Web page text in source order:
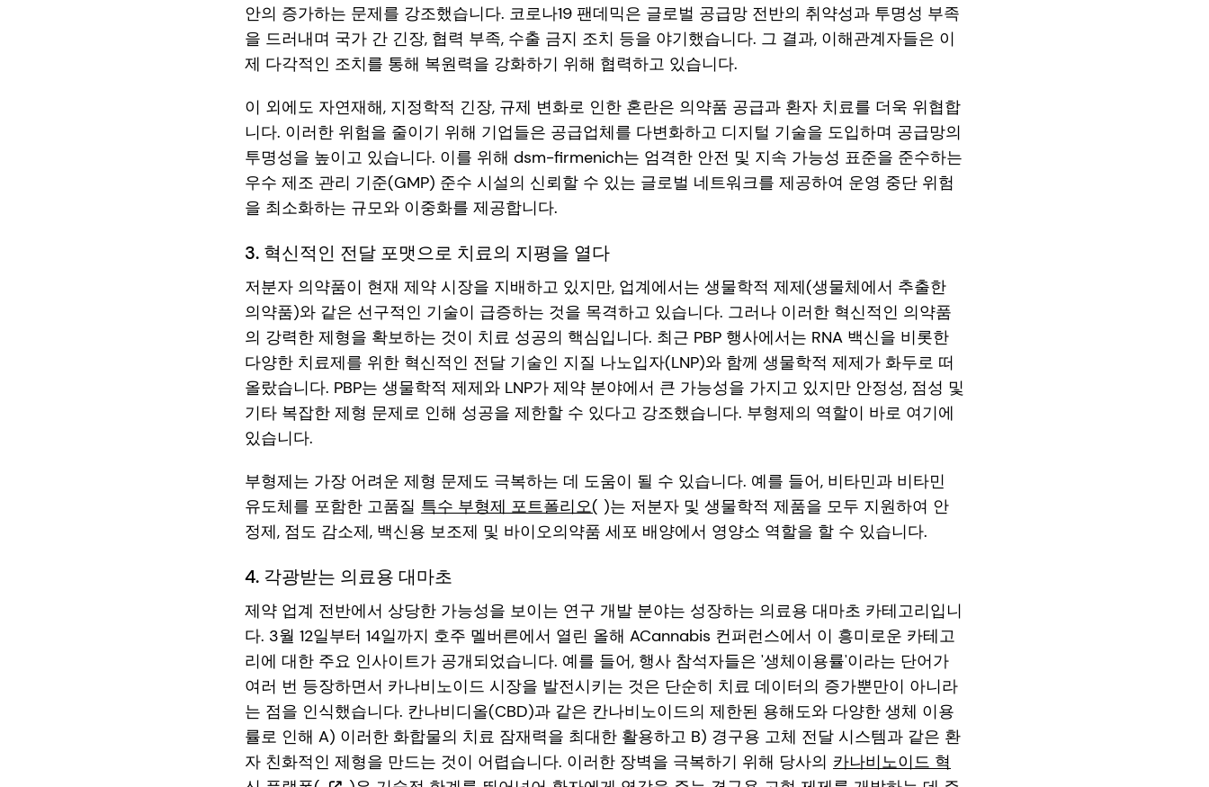
안의 증가하는 문제를 강조했습니다. 코로나19 팬데믹은 글로벌 공급망 전반의 취약성과 투명성 부족
을 드러내며 국가 간 긴장, 협력 부족, 수출 금지 조치 등을 야기했습니다. 그 결과, 이해관계자들은 이
제 다각적인 조치를 통해 복원력을 강화하기 위해 협력하고 있습니다.
이 외에도 자연재해, 지정학적 긴장, 규제 변화로 인한 혼란은 의약품 공급과 환자 치료를 더욱 위협합
니다. 이러한 위험을 줄이기 위해 기업들은 공급업체를 다변화하고 디지털 기술을 도입하며 공급망의
투명성을 높이고 있습니다. 이를 위해 dsm-firmenich는 엄격한 안전 및 지속 가능성 표준을 준수하는
우수 제조 관리 기준(GMP) 준수 시설의 신뢰할 수 있는 글로벌 네트워크를 제공하여 운영 중단 위험
을 최소화하는 규모와 이중화를 제공합니다.
3. 혁신적인 전달 포맷으로 치료의 지평을 열다
저분자 의약품이 현재 제약 시장을 지배하고 있지만, 업계에서는 생물학적 제제(생물체에서 추출한
의약품)와 같은 선구적인 기술이 급증하는 것을 목격하고 있습니다. 그러나 이러한 혁신적인 의약품
의 강력한 제형을 확보하는 것이 치료 성공의 핵심입니다. 최근 PBP 행사에서는 RNA 백신을 비롯한
다양한 치료제를 위한 혁신적인 전달 기술인 지질 나노입자(LNP)와 함께 생물학적 제제가 화두로 떠
올랐습니다. PBP는 생물학적 제제와 LNP가 제약 분야에서 큰 가능성을 가지고 있지만 안정성, 점성 및
기타 복잡한 제형 문제로 인해 성공을 제한할 수 있다고 강조했습니다. 부형제의 역할이 바로 여기에
있습니다.
부형제는 가장 어려운 제형 문제도 극복하는 데 도움이 될 수 있습니다. 예를 들어, 비타민과 비타민
유도체를 포함한 고품질 특수 부형제 포트폴리오( )는 저분자 및 생물학적 제품을 모두 지원하여 안
정제, 점도 감소제, 백신용 보조제 및 바이오의약품 세포 배양에서 영양소 역할을 할 수 있습니다.
4. 각광받는 의료용 대마초
제약 업계 전반에서 상당한 가능성을 보이는 연구 개발 분야는 성장하는 의료용 대마초 카테고리입니
다. 3월 12일부터 14일까지 호주 멜버른에서 열린 올해 ACannabis 컨퍼런스에서 이 흥미로운 카테고
리에 대한 주요 인사이트가 공개되었습니다. 예를 들어, 행사 참석자들은 '생체이용률'이라는 단어가
여러 번 등장하면서 카나비노이드 시장을 발전시키는 것은 단순히 치료 데이터의 증가뿐만이 아니라
는 점을 인식했습니다. 칸나비디올(CBD)과 같은 칸나비노이드의 제한된 용해도와 다양한 생체 이용
률로 인해 A) 이러한 화합물의 치료 잠재력을 최대한 활용하고 B) 경구용 고체 전달 시스템과 같은 환
자 친화적인 제형을 만드는 것이 어렵습니다. 이러한 장벽을 극복하기 위해 당사의 카나비노이드 혁